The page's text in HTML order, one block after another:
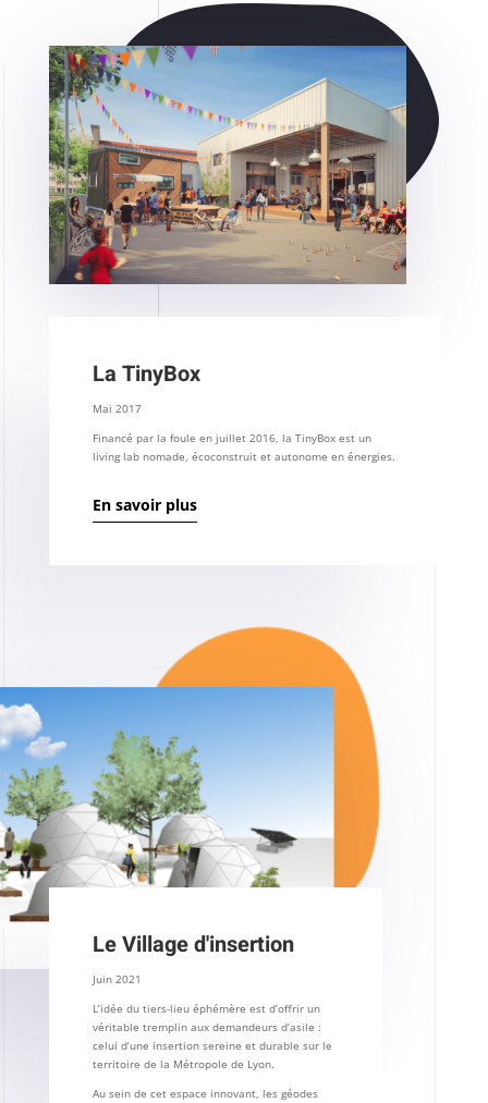
La TinyBox
Mai 2017
Financé par la foule en juillet 2016, la TinyBox est un
living lab nomade, écoconstruit et autonome en énergies.
En savoir plus
Le Village d'insertion
Juin 2021
L’idée du tiers-lieu éphémère est d’offrir un
véritable tremplin aux demandeurs d’asile :
celui d’une insertion sereine et durable sur le
territoire de la Métropole de Lyon.
Au sein de cet espace innovant, les géodes